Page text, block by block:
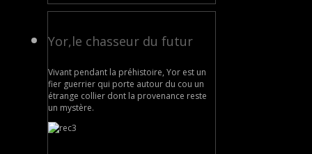
Yor,le chasseur du futur
Vivant pendant la préhistoire, Yor est un
fier guerrier qui porte autour du cou un
étrange collier dont la provenance reste
un mystère.